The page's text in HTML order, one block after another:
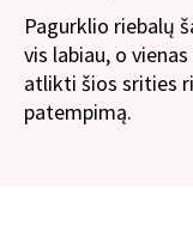
Pagurklio riebalų
vis labiau, o
atlikti šios srities
patempimą.